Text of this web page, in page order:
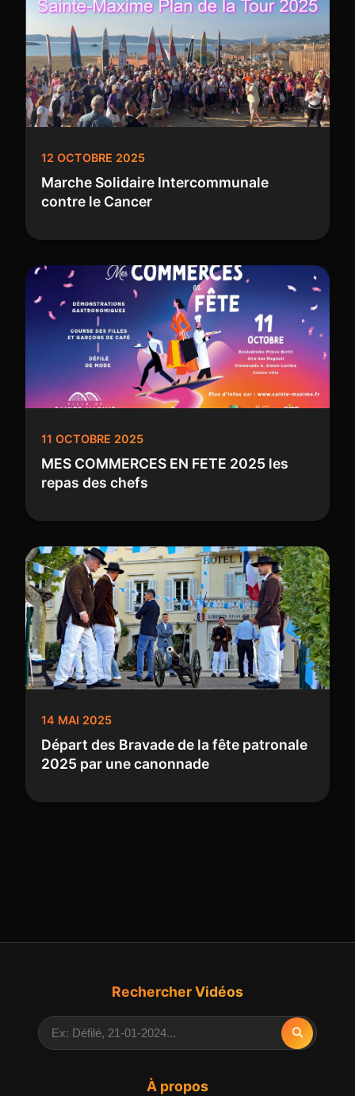
12 OCTOBRE 2025
Marche Solidaire Intercommunale
contre le Cancer
11 OCTOBRE 2025
MES COMMERCES EN FETE 2025 les
repas des chefs
14 MAI 2025
Départ des Bravade de la fête patronale
2025 par une canonnade
À propos
Rechercher Vidéos